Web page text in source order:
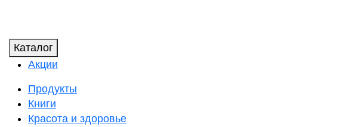
Каталог
Акции
Продукты
Книги
Красота и здоровье